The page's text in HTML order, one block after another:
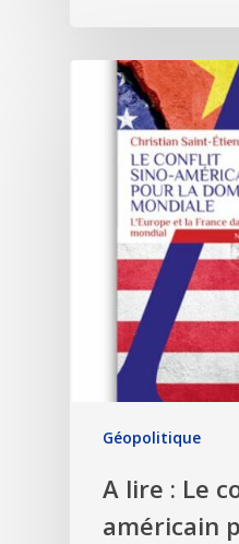
Géopolitique
A lire : Le
américain